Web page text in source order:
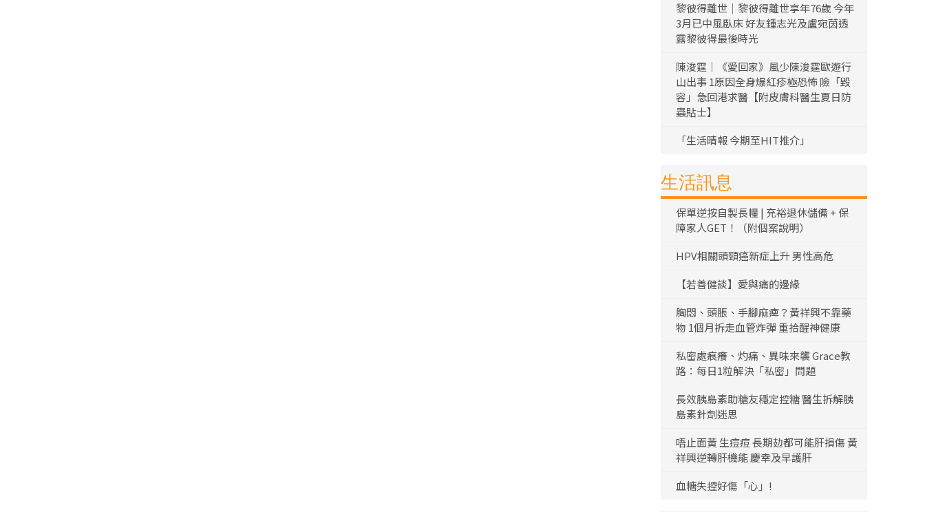
黎彼得離世｜黎彼得離世享年76歲 今年
3月已中風臥床 好友鍾志光及盧宛茵透
露黎彼得最後時光
陳浚霆｜《愛回家》風少陳浚霆歐遊行
山出事 1原因全身爆紅疹極恐怖 險「毀
容」急回港求醫【附皮膚科醫生夏日防
蟲貼士】
「生活晴報 今期至HIT推介」
生活訊息
保單逆按自製長糧 | 充裕退休儲備 + 保
障家人GET！（附個案說明）
HPV相關頭頸癌新症上升 男性高危
【若善健談】愛與痛的邊緣
胸悶、頭脹、手腳麻痺？黃祥興不靠藥
物 1個月拆走血管炸彈 重拾醒神健康
私密處痕癢、灼痛、異味來襲 Grace教
路：每日1粒解決「私密」問題
長效胰島素助糖友穩定控糖 醫生拆解胰
島素針劑迷思
唔止面黃 生痘痘 長期攰都可能肝損傷 黃
祥興逆轉肝機能 慶幸及早護肝
血糖失控好傷「心」!